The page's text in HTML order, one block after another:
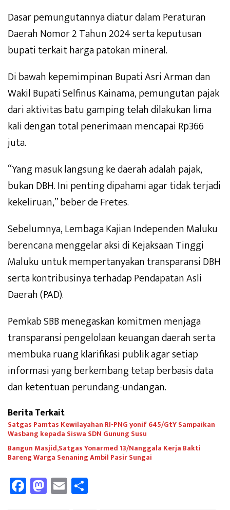
Dasar pemungutannya diatur dalam Peraturan
Daerah Nomor 2 Tahun 2024 serta keputusan
bupati terkait harga patokan mineral.
Di bawah kepemimpinan Bupati Asri Arman dan
Wakil Bupati Selfinus Kainama, pemungutan pajak
dari aktivitas batu gamping telah dilakukan lima
kali dengan total penerimaan mencapai Rp366
juta.
“Yang masuk langsung ke daerah adalah pajak,
bukan DBH. Ini penting dipahami agar tidak terjadi
kekeliruan,” beber de Fretes.
Sebelumnya, Lembaga Kajian Independen Maluku
berencana menggelar aksi di Kejaksaan Tinggi
Maluku untuk mempertanyakan transparansi DBH
serta kontribusinya terhadap Pendapatan Asli
Daerah (PAD).
Pemkab SBB menegaskan komitmen menjaga
transparansi pengelolaan keuangan daerah serta
membuka ruang klarifikasi publik agar setiap
informasi yang berkembang tetap berbasis data
dan ketentuan perundang-undangan.
Berita Terkait
Satgas Pamtas Kewilayahan RI-PNG yonif 645/GtY Sampaikan
Wasbang kepada Siswa SDN Gunung Susu
Bangun Masjid,Satgas Yonarmed 13/Nanggala Kerja Bakti
Bareng Warga Senaning Ambil Pasir Sungai
Fa
ce
M
as
E
m